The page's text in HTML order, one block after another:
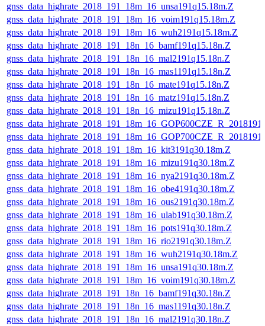
gnss_data_highrate_2018_191_18m_16_unsa191q15.18m.Z
gnss_data_highrate_2018_191_18m_16_voim191q15.18m.Z
gnss_data_highrate_2018_191_18m_16_wuh2191q15.18m.Z
gnss_data_highrate_2018_191_18n_16_bamf191q15.18n.Z
gnss_data_highrate_2018_191_18n_16_mal2191q15.18n.Z
gnss_data_highrate_2018_191_18n_16_mas1191q15.18n.Z
gnss_data_highrate_2018_191_18n_16_mate191q15.18n.Z
gnss_data_highrate_2018_191_18n_16_matz191q15.18n.Z
gnss_data_highrate_2018_191_18n_16_mizu191q15.18n.Z
gnss_data_highrate_2018_191_18m_16_kit3191q30.18m.Z
gnss_data_highrate_2018_191_18m_16_mizu191q30.18m.Z
gnss_data_highrate_2018_191_18m_16_nya2191q30.18m.Z
gnss_data_highrate_2018_191_18m_16_obe4191q30.18m.Z
gnss_data_highrate_2018_191_18m_16_ous2191q30.18m.Z
gnss_data_highrate_2018_191_18m_16_ulab191q30.18m.Z
gnss_data_highrate_2018_191_18m_16_pots191q30.18m.Z
gnss_data_highrate_2018_191_18m_16_rio2191q30.18m.Z
gnss_data_highrate_2018_191_18m_16_wuh2191q30.18m.Z
gnss_data_highrate_2018_191_18m_16_unsa191q30.18m.Z
gnss_data_highrate_2018_191_18m_16_voim191q30.18m.Z
gnss_data_highrate_2018_191_18n_16_bamf191q30.18n.Z
gnss_data_highrate_2018_191_18n_16_mas1191q30.18n.Z
gnss_data_highrate_2018_191_18n_16_mal2191q30.18n.Z